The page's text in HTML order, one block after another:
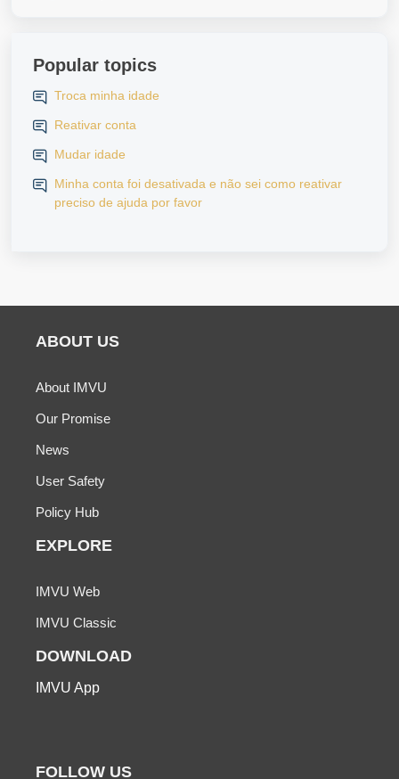
Popular topics
Troca minha idade
Reativar conta
Mudar idade
Minha conta foi desativada e não sei como reativar
preciso de ajuda por favor
ABOUT US
About IMVU
Our Promise
News
User Safety
Policy Hub
EXPLORE
IMVU Web
IMVU Classic
DOWNLOAD
IMVU App
FOLLOW US